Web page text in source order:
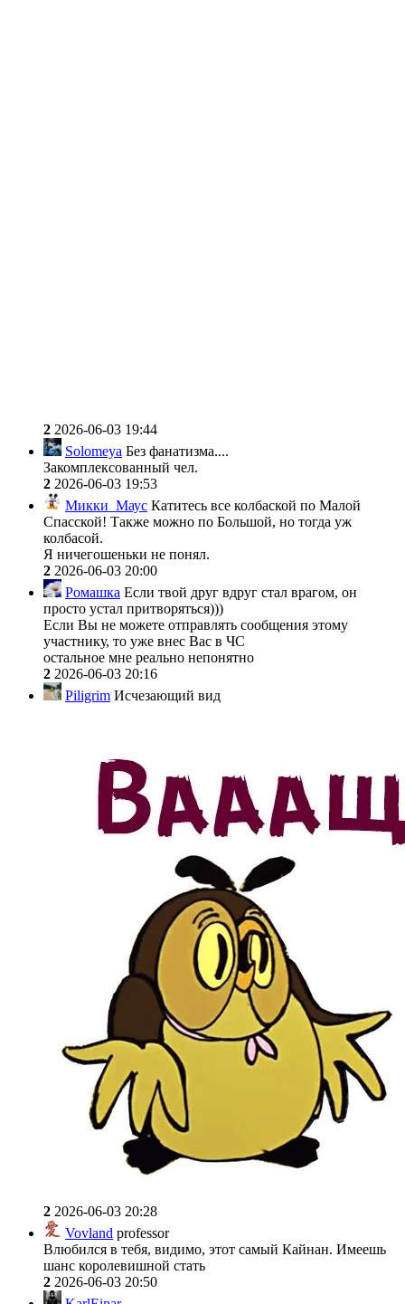
2 2026-06-03 19:44
Solomeya Без фанатизма....
Закомплексованный чел.
2 2026-06-03 19:53
Микки_Маус Катитесь все колбаской по Малой
Спасской! Также можно по Большой, но тогда уж
колбасой.
Я ничегошеньки не понял.
2 2026-06-03 20:00
Ромашка Если твой друг вдруг стал врагом, он
просто устал притворяться)))
Если Вы не можете отправлять сообщения этому
участнику, то уже внес Вас в ЧС
остальное мне реально непонятно
2 2026-06-03 20:16
Piligrim Исчезающий вид
2 2026-06-03 20:28
Vovland professor
Влюбился в тебя, видимо, этот самый Кайнан. Имеешь
шанс королевишной стать
2 2026-06-03 20:50